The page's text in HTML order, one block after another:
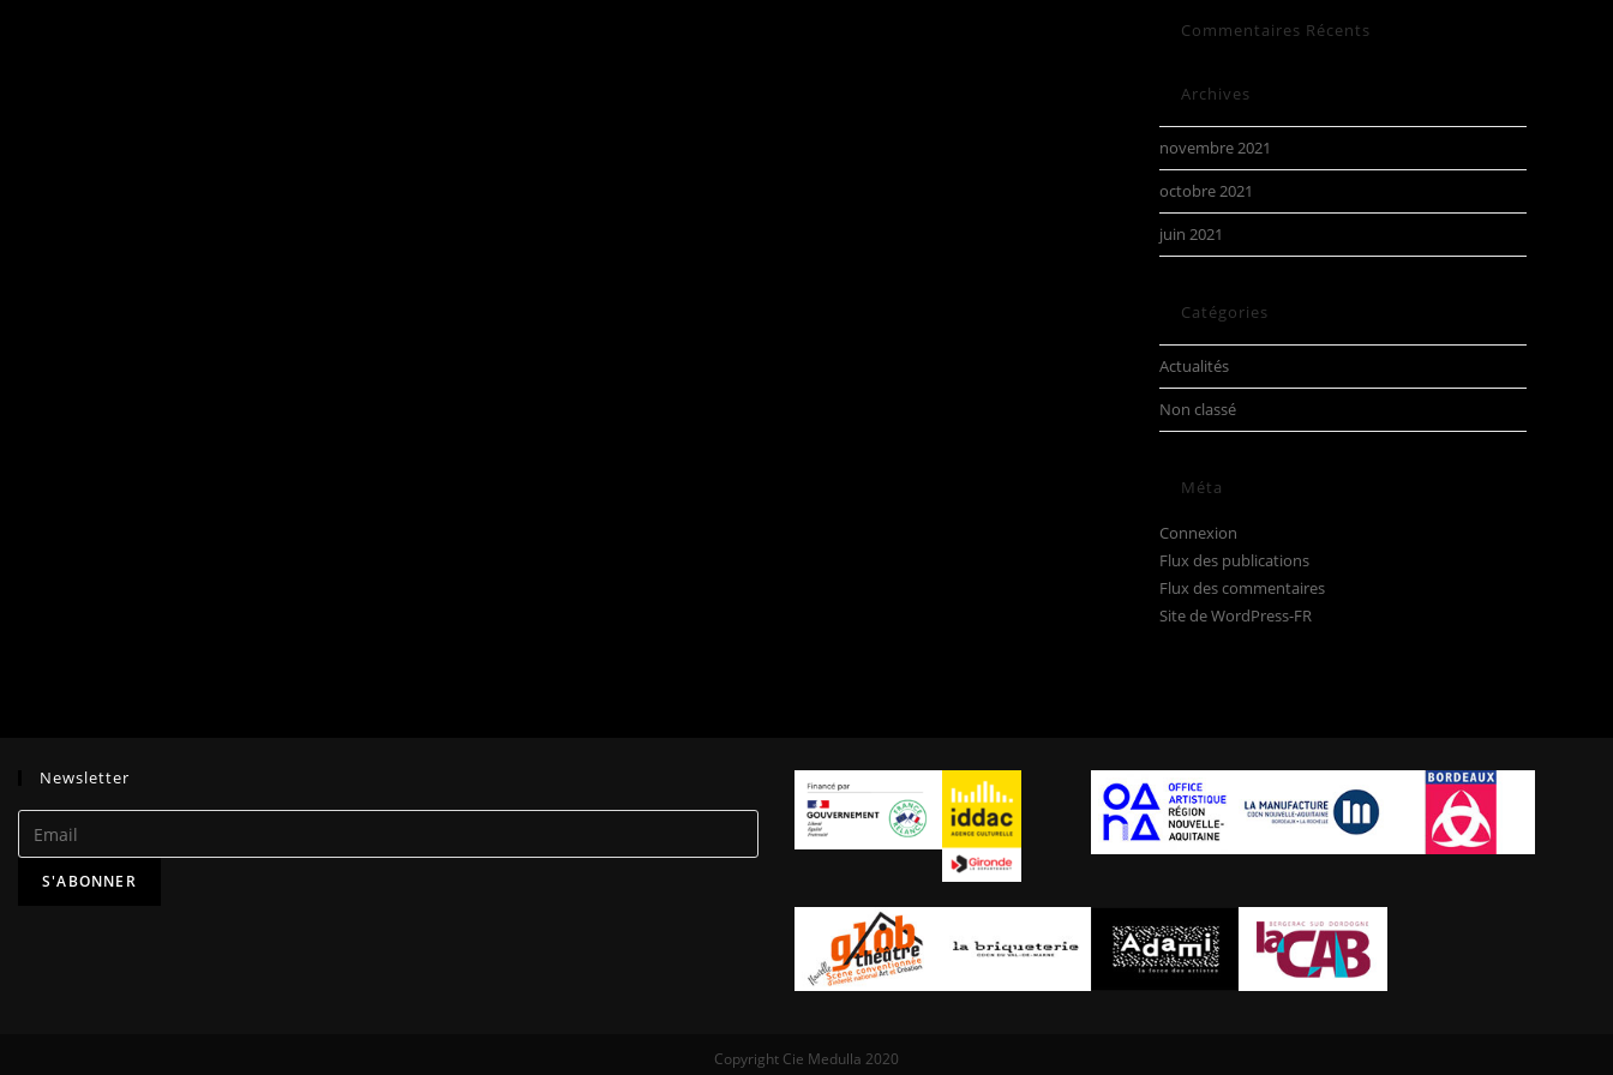
Commentaires Récents
Archives
novembre 2021
octobre 2021
juin 2021
Catégories
Actualités
Non classé
Méta
Connexion
Flux des publications
Flux des commentaires
Site de WordPress-FR
Newsletter
Copyright Cie Medulla 2020